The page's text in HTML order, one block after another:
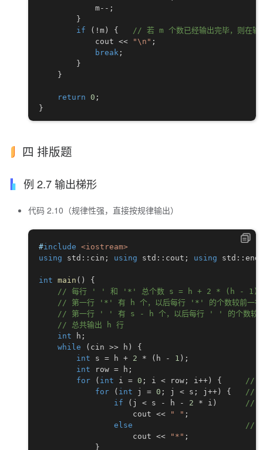
            m
-- ;
}
if
( ! m ) {
// 若 m 个数已经输出完毕，则在输
            cout
<< "\n" ;
break ;
}
}
return 0 ;
}
四 排版题
例 2.7 输出梯形
代码 2.10（规律性强，直接按规律输出）
#include <iostream>
using std :: cin ; using std :: cout ; using std ::
int main ( )
{
// 每行 ' ' 和 '*' 总个数 s = h + 2 * (h - 1)
// 第一行 '*' 有 h 个，以后每行 '*' 的个数较前一
// 第一行 ' ' 有 s - h 个，以后每行 ' ' 的个数较
// 总共输出 h 行
int h ;
while
( cin >> h )
{
int s = h + 2 * ( h - 1 ) ;
int row = h ;
for
( int i = 0 ; i < row ; i ++) {
//
for
( int j = 0 ; j < s ; j ++) {
// 依
if
( j < s - h - 2 * i )
//
                    cout
<< " " ;
else
//
                    cout
<< "*" ;
}